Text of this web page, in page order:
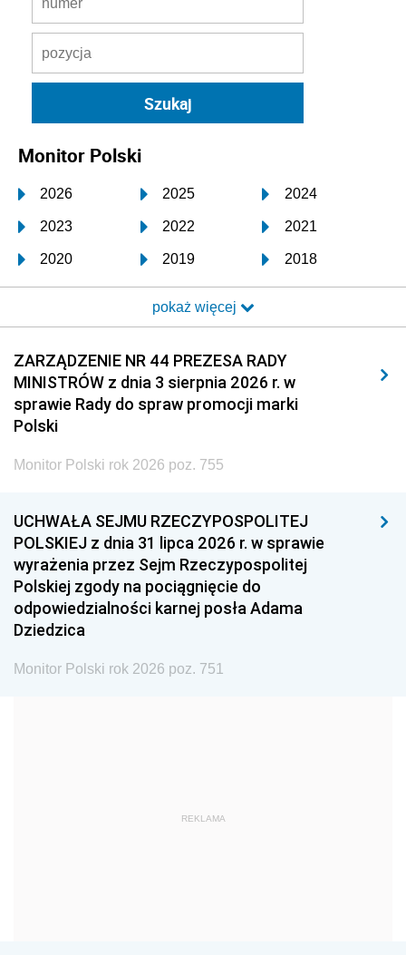
Monitor Polski
2026 2025 2024
2023 2022 2021
2020 2019 2018
2017 2016 2015
2014 2013 2012
2011 2010 2009
2008 2007 2006
2005
1996 1995 1994
1993 1992 1991
1990 1989
1987 1986 1985
1968
pokaż więcej
ZARZĄDZENIE NR 44 PREZESA RADY
MINISTRÓW z dnia 3 sierpnia 2026 r. w
sprawie Rady do spraw promocji marki
Polski
Monitor Polski rok 2026 poz. 755
UCHWAŁA SEJMU RZECZYPOSPOLITEJ
POLSKIEJ z dnia 31 lipca 2026 r. w sprawie
wyrażenia przez Sejm Rzeczypospolitej
Polskiej zgody na pociągnięcie do
odpowiedzialności karnej posła Adama
Dziedzica
Monitor Polski rok 2026 poz. 751
REKLAMA